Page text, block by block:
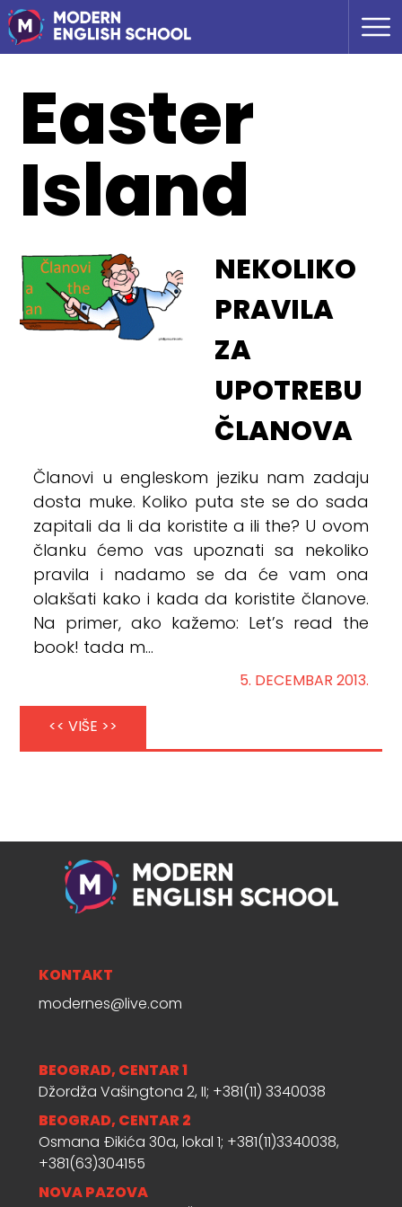
Easter
Island
NEKOLIKO
PRAVILA
ZA
UPOTREBU
ČLANOVA
Članovi u engleskom jeziku nam zadaju
dosta muke. Koliko puta ste se do sada
zapitali da li da koristite a ili the? U ovom
članku ćemo vas upoznati sa nekoliko
pravila i nadamo se da će vam ona
olakšati kako i kada da koristite članove.
Na primer, ako kažemo: Let’s read the
book! tada m...
5. DECEMBAR 2013.
<< VIŠE >>
KONTAKT
modernes@live.com
BEOGRAD, CENTAR 1
Džordža Vašingtona 2, II; +381(11) 3340038
BEOGRAD, CENTAR 2
Osmana Đikića 30a, lokal 1; +381(11)3340038,
+381(63)304155
NOVA PAZOVA